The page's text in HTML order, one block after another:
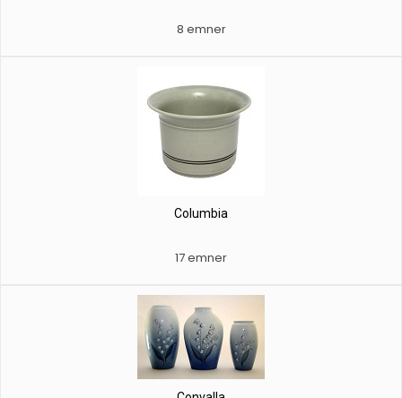
8 emner
Columbia
17 emner